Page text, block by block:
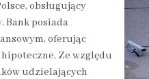
obsługujący
posiada
oferując
Ze względu
udzielających